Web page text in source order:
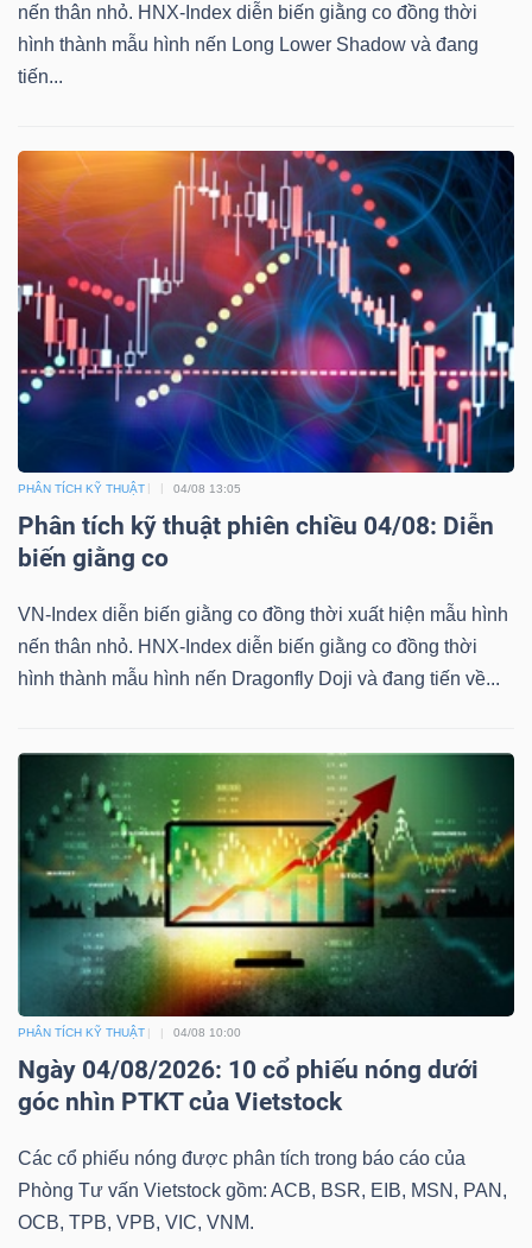
nến thân nhỏ. HNX-Index diễn biến giằng co đồng thời
hình thành mẫu hình nến Long Lower Shadow và đang
tiến...
PHÂN TÍCH KỸ THUẬT 04/08 13:05
Phân tích kỹ thuật phiên chiều 04/08: Diễn
biến giằng co
VN-Index diễn biến giằng co đồng thời xuất hiện mẫu hình
nến thân nhỏ. HNX-Index diễn biến giằng co đồng thời
hình thành mẫu hình nến Dragonfly Doji và đang tiến về...
PHÂN TÍCH KỸ THUẬT 04/08 10:00
Ngày 04/08/2026: 10 cổ phiếu nóng dưới
góc nhìn PTKT của Vietstock
Các cổ phiếu nóng được phân tích trong báo cáo của
Phòng Tư vấn Vietstock gồm: ACB, BSR, EIB, MSN, PAN,
OCB, TPB, VPB, VIC, VNM.
Lãnh
đạo
(-)
Tin
tức
(-)
Bài
viết
của
giả
(-)
Thuật
ngữ
(-)
Dịch
(-)
Đào
tạo